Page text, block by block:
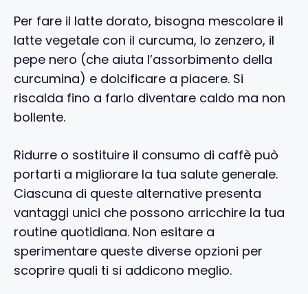
Per fare il latte dorato, bisogna mescolare il
latte vegetale con il curcuma, lo zenzero, il
pepe nero (che aiuta l’assorbimento della
curcumina) e dolcificare a piacere. Si
riscalda fino a farlo diventare caldo ma non
bollente.
Ridurre o sostituire il consumo di caffè può
portarti a migliorare la tua salute generale.
Ciascuna di queste alternative presenta
vantaggi unici che possono arricchire la tua
routine quotidiana. Non esitare a
sperimentare queste diverse opzioni per
scoprire quali ti si addicono meglio.